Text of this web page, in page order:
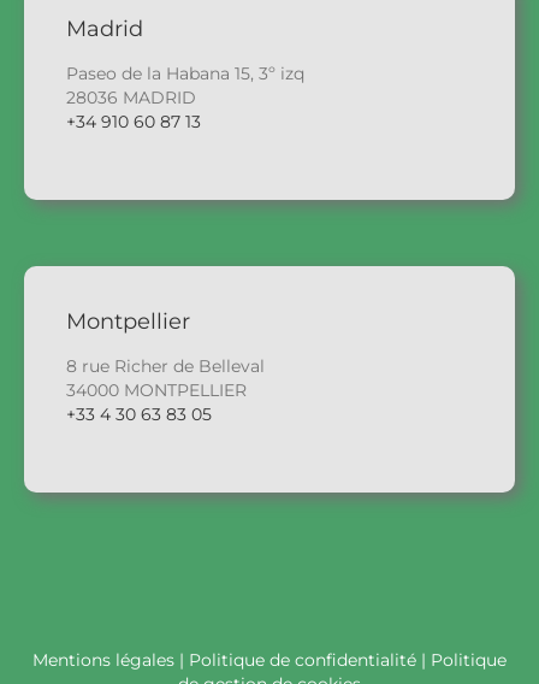
Madrid
Paseo de la Habana 15, 3º izq
28036 MADRID
+34 910 60 87 13
Montpellier
8 rue Richer de Belleval
34000 MONTPELLIER
+33 4 30 63 83 05
Mentions légales | Politique de confidentialité | Politique